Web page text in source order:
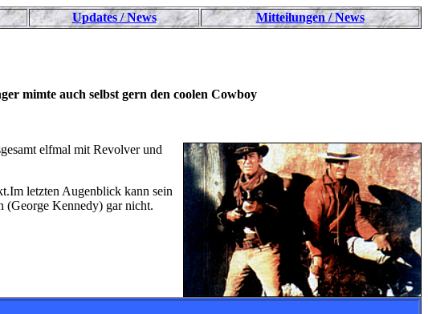
Updates / News Mitteilungen / News
mimte auch selbst gern den coolen Cowboy
elfmal mit Revolver und
letzten Augenblick kann sein
(George Kennedy) gar nicht.